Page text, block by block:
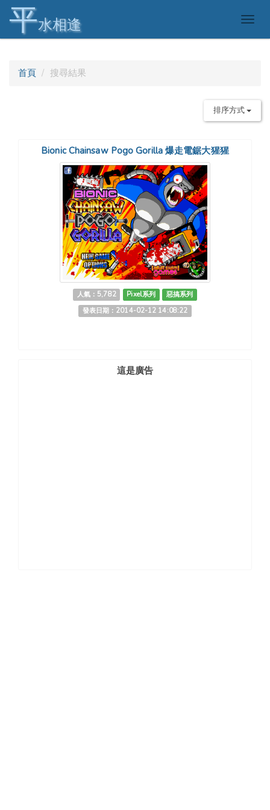
平水相逢
首頁 搜尋結果
排序方式
Bionic Chainsaw Pogo Gorilla 爆走電鋸大猩猩
人氣：5,782 Pixel系列
惡搞系列
發表日期：2014-02-12 14:08:22
這是廣告